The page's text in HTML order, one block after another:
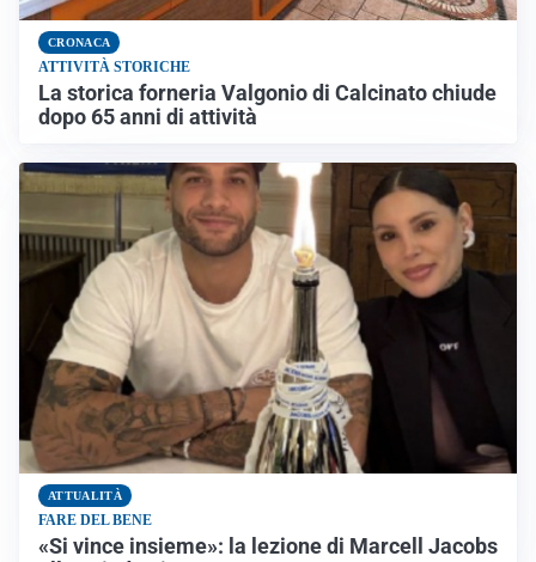
CRONACA
ATTIVITÀ STORICHE
La storica forneria Valgonio di Calcinato chiude
dopo 65 anni di attività
ATTUALITÀ
FARE DEL BENE
«Si vince insieme»: la lezione di Marcell Jacobs